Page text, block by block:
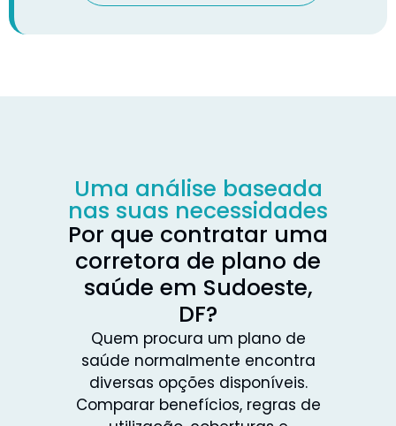
Uma análise baseada
nas suas necessidades
Por que contratar uma
corretora de plano de
saúde em Sudoeste,
DF?
Quem procura um plano de
saúde normalmente encontra
diversas opções disponíveis.
Comparar benefícios, regras de